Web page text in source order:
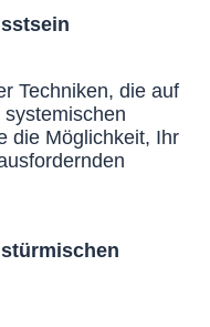
Techniken, die auf
die Möglichkeit, Ihr